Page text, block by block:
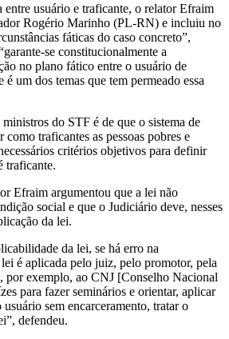
entre usuário e traficante, o relator Efraim
Rogério Marinho (PL-RN) e incluiu no
fáticas do caso concreto”,
se constitucionalmente a
no plano fático entre o usuário de
um dos temas que tem permeado essa
do STF é de que o sistema de
como traficantes as pessoas pobres e
critérios objetivos para definir
traficante.
Efraim argumentou que a lei não
social e que o Judiciário deve, nesses
da lei.
da lei, se há erro na
é aplicada pelo juiz, pelo promotor, pela
por exemplo, ao CNJ [Conselho Nacional
para fazer seminários e orientar, aplicar
sem encarceramento, tratar o
defendeu.